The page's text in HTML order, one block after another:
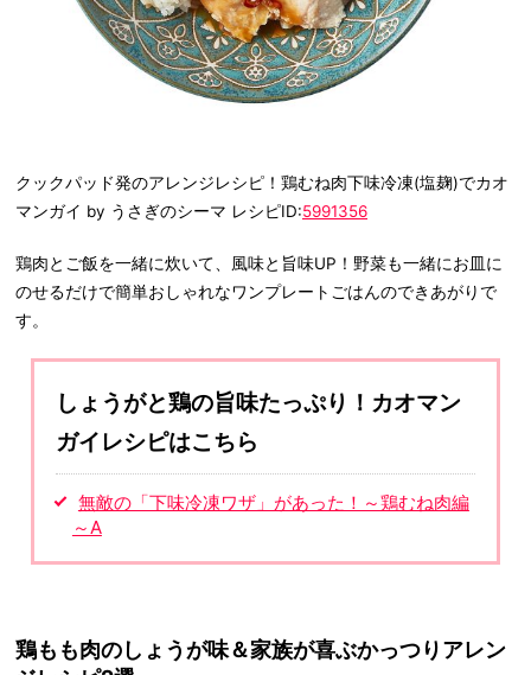
クックパッド発のアレンジレシピ！鶏むね肉下味冷凍(塩麹)でカオ
マンガイ by うさぎのシーマ レシピID:5991356
鶏肉とご飯を一緒に炊いて、風味と旨味UP！野菜も一緒にお皿に
のせるだけで簡単おしゃれなワンプレートごはんのできあがりで
す。
しょうがと鶏の旨味たっぷり！カオマン
ガイレシピはこちら
無敵の「下味冷凍ワザ」があった！～鶏むね肉編
～A
鶏もも肉のしょうが味＆家族が喜ぶかっつりアレン